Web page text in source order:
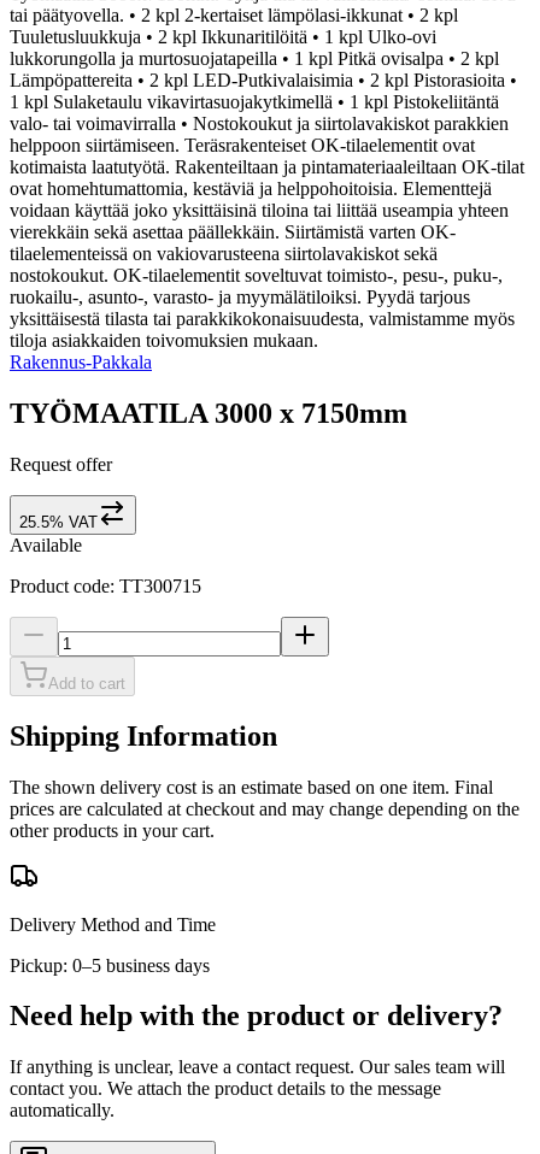
tai päätyovella. • 2 kpl 2-kertaiset lämpölasi-ikkunat • 2 kpl
Tuuletusluukkuja • 2 kpl Ikkunaritilöitä • 1 kpl Ulko-ovi
lukkorungolla ja murtosuojatapeilla • 1 kpl Pitkä ovisalpa • 2 kpl
Lämpöpattereita • 2 kpl LED-Putkivalaisimia • 2 kpl Pistorasioita •
1 kpl Sulaketaulu vikavirtasuojakytkimellä • 1 kpl Pistokeliitäntä
valo- tai voimavirralla • Nostokoukut ja siirtolavakiskot parakkien
helppoon siirtämiseen. Teräsrakenteiset OK-tilaelementit ovat
kotimaista laatutyötä. Rakenteiltaan ja pintamateriaaleiltaan OK-tilat
ovat homehtumattomia, kestäviä ja helppohoitoisia. Elementtejä
voidaan käyttää joko yksittäisinä tiloina tai liittää useampia yhteen
vierekkäin sekä asettaa päällekkäin. Siirtämistä varten OK-
tilaelementeissä on vakiovarusteena siirtolavakiskot sekä
nostokoukut. OK-tilaelementit soveltuvat toimisto-, pesu-, puku-,
ruokailu-, asunto-, varasto- ja myymälätiloiksi. Pyydä tarjous
yksittäisestä tilasta tai parakkikokonaisuudesta, valmistamme myös
tiloja asiakkaiden toivomuksien mukaan.
Rakennus-Pakkala
TYÖMAATILA 3000 x 7150mm
Request offer
25.5% VAT
Available
Product code: TT300715
Add to cart
Shipping Information
The shown delivery cost is an estimate based on one item. Final
prices are calculated at checkout and may change depending on the
other products in your cart.
Delivery Method and Time
Pickup: 0–5 business days
Need help with the product or delivery?
If anything is unclear, leave a contact request. Our sales team will
contact you. We attach the product details to the message
automatically.